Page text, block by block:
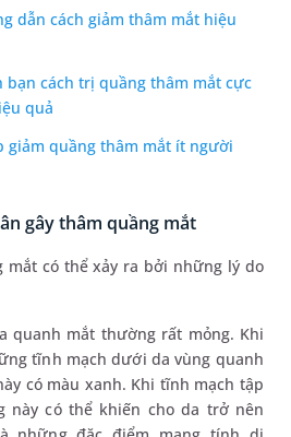
dẫn cách giảm thâm mắt hiệu
bạn cách trị quầng thâm mắt cực
quả
giảm quầng thâm mắt ít người
gây thâm quầng mắt
mắt có thể xảy ra bởi những lý do
quanh mắt thường rất mỏng. Khi
tĩnh mạch dưới da vùng quanh
có màu xanh. Khi tĩnh mạch tập
này có thể khiến cho da trở nên